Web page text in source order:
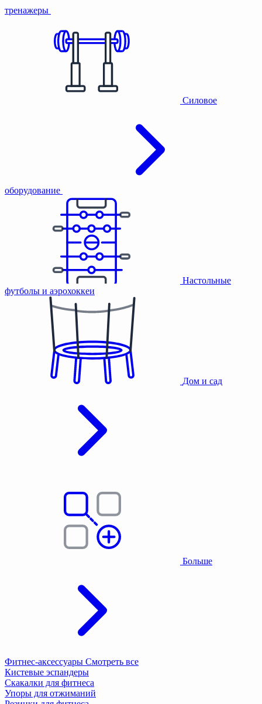
тренажеры
Силовое
оборудование
Настольные
футболы и аэрохоккеи
Дом и сад
Больше
Фитнес-аксессуары Смотреть все
Кистевые эспандеры
Скакалки для фитнеса
Упоры для отжиманий